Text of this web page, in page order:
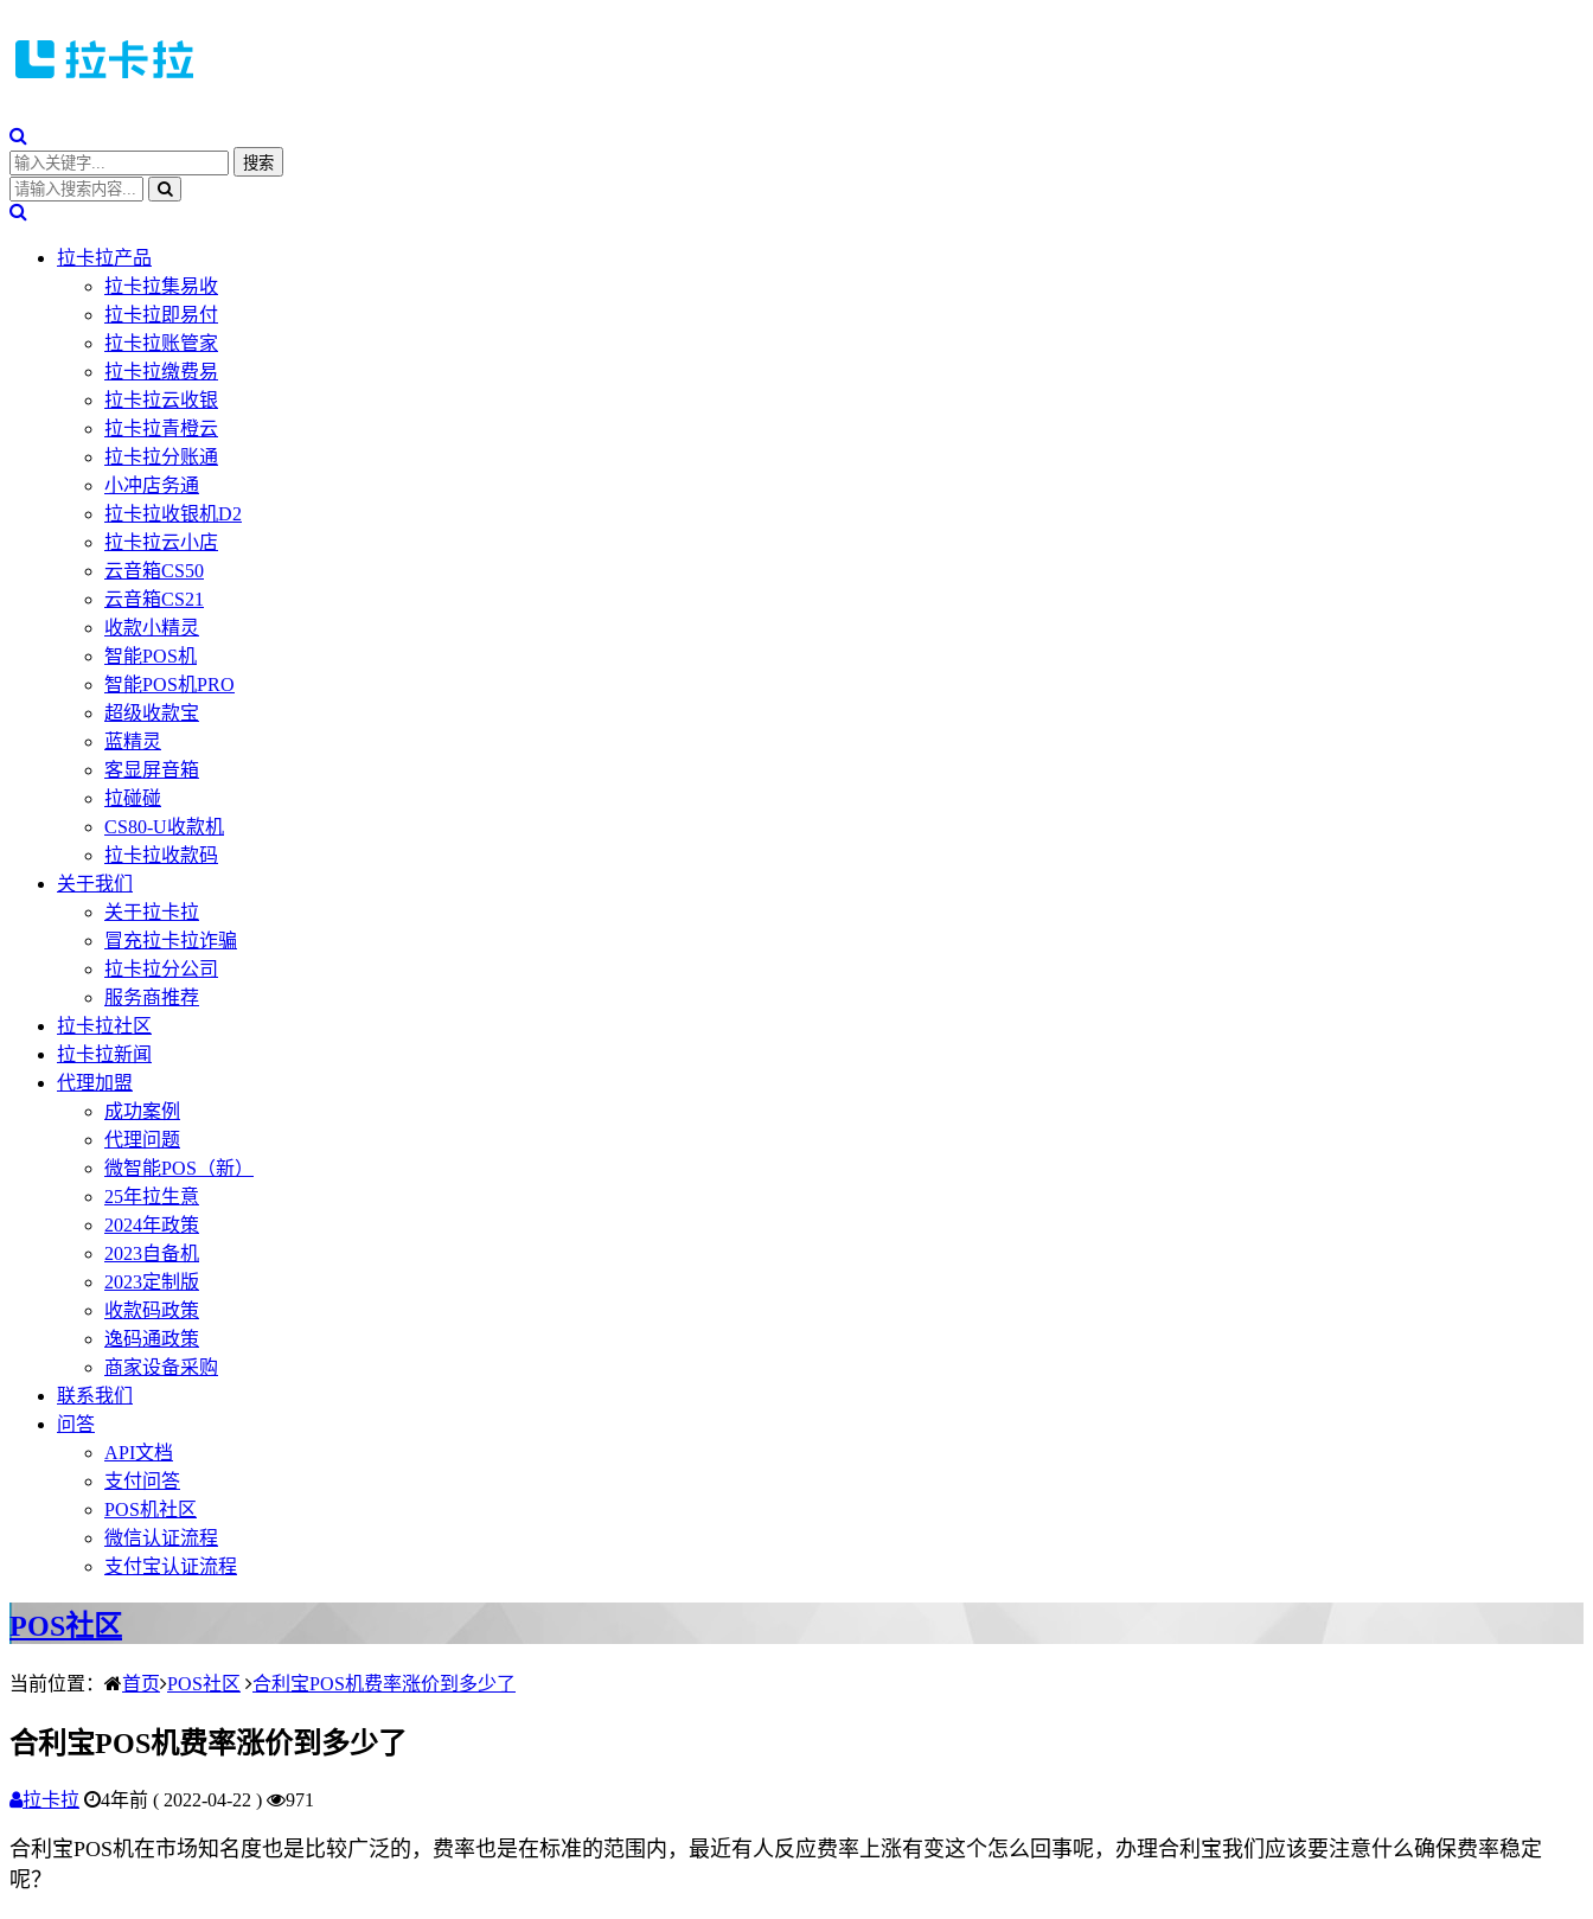
拉卡拉产品
拉卡拉集易收
拉卡拉即易付
拉卡拉账管家
拉卡拉缴费易
拉卡拉云收银
拉卡拉青橙云
拉卡拉分账通
小冲店务通
拉卡拉收银机D2
拉卡拉云小店
云音箱CS50
云音箱CS21
收款小精灵
智能POS机
智能POS机PRO
超级收款宝
蓝精灵
客显屏音箱
拉碰碰
CS80-U收款机
拉卡拉收款码
关于我们
关于拉卡拉
冒充拉卡拉诈骗
拉卡拉分公司
服务商推荐
拉卡拉社区
拉卡拉新闻
代理加盟
成功案例
代理问题
微智能POS（新）
25年拉生意
2024年政策
2023自备机
2023定制版
收款码政策
逸码通政策
商家设备采购
联系我们
问答
API文档
支付问答
POS机社区
微信认证流程
支付宝认证流程
POS社区
当前位置： 首页 POS社区 合利宝POS机费率涨价到多少了
合利宝POS机费率涨价到多少了
拉卡拉 4年前 ( 2022-04-22 ) 971
合利宝POS机在市场知名度也是比较广泛的，费率也是在标准的范围内，最近有人反应费率上涨有变这个怎么回事呢，办理合利宝我们应该要注意什么确保费率稳定
呢？